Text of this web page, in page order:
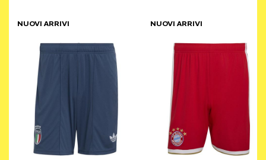
NUOVI ARRIVI NUOVI ARRIVI